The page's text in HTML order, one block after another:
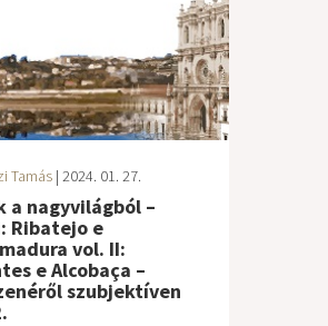
Tamás | 2024. 01. 27.
a nagyvilágból –
Ribatejo e
vol. II:
e Alcobaça –
szubjektíven